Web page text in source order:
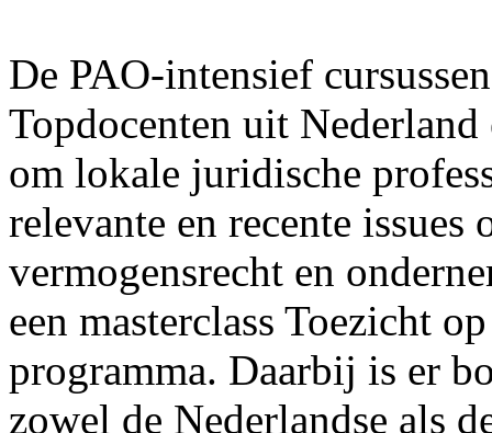
De PAO-intensief
Topdocenten uit
om lokale juridische
relevante en recente issues
vermogensrecht en
een masterclass Toezicht
programma. Daarbij is er
zowel de Nederlandse als